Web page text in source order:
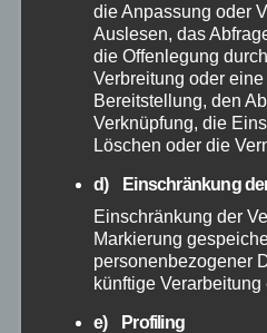
März 2025
Februar 2025
Januar 2025
Dezember 2024
November 2024
Oktober 2024
die Anpassung oder
Auslesen, das
die Offenlegung
Verbreitung oder
Bereitstellung, den
Verknüpfung, die
Löschen oder die
d) Einschränkung
Einschränkung der
Markierung
personenbezogener
künftige
e) Profiling